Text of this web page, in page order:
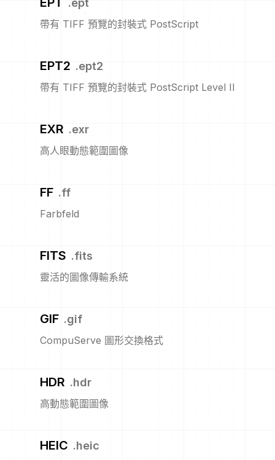
.ept
帶有 TIFF 預覽的封裝式 PostScript
EPT2 .ept2
帶有 TIFF 預覽的封裝式 PostScript Level II
EXR .exr
高人眼動態範圍圖像
FF .ff
Farbfeld
FITS .fits
靈活的圖像傳輸系統
GIF .gif
CompuServe 圖形交換格式
HDR .hdr
高動態範圍圖像
HEIC .heic